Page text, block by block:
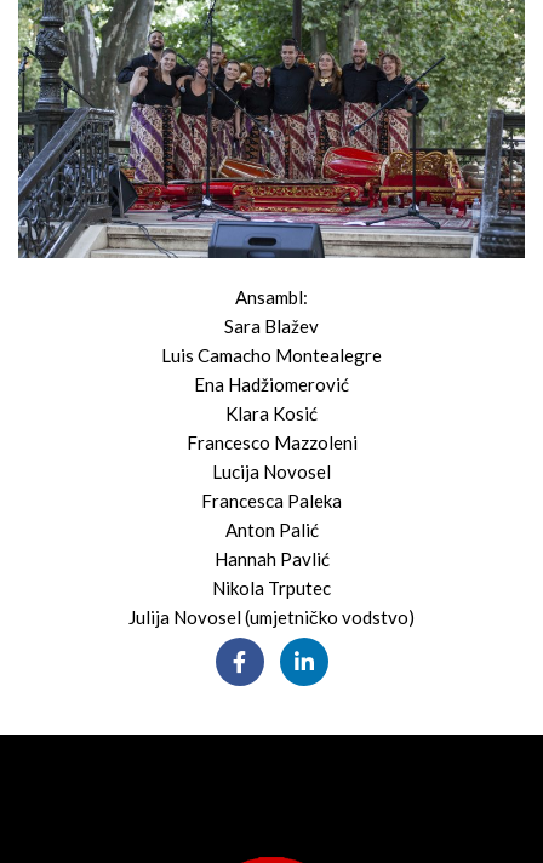
Ansambl:
Sara Blažev
Luis Camacho Montealegre
Ena Hadžiomerović
Klara Kosić
Francesco Mazzoleni
Lucija Novosel
Francesca Paleka
Anton Palić
Hannah Pavlić
Nikola Trputec
Julija Novosel (umjetničko vodstvo)